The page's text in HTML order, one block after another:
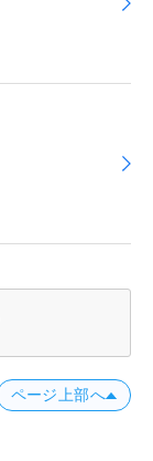
ページ上部へ